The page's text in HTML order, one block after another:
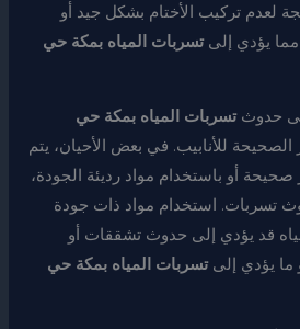
لعدم تركيب الأختام بشكل جيد أو
مما يؤدي إلىتسربات المياه بمكة حي
حدوثتسربات المياه بمكة حي
الصحيحة للأنابيب. في بعض الأحيان، يتم
أو باستخدام مواد رديئة الجودة،
تسربات. استخدام مواد ذات جودة
قد يؤدي إلى حدوث تشققات أو
ما يؤدي إلىتسربات المياه بمكة حي